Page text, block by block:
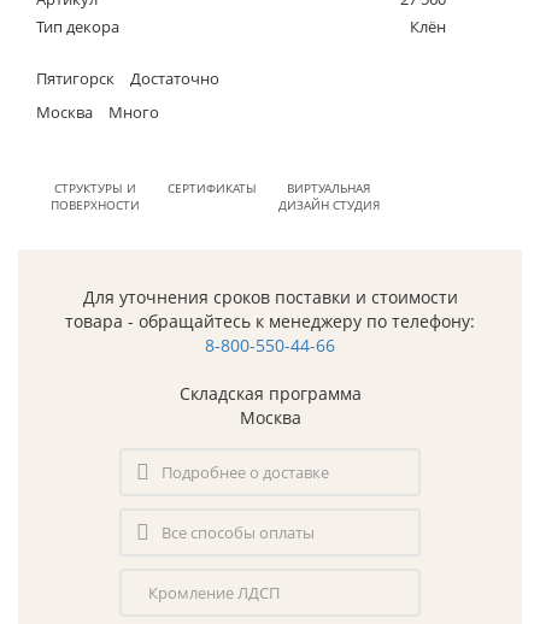
Тип декора
Клён
Пятигорск
Достаточно
Москва
Много
СТРУКТУРЫ И
ПОВЕРХНОСТИ
СЕРТИФИКАТЫ
ВИРТУАЛЬНАЯ
ДИЗАЙН СТУДИЯ
Для уточнения сроков поставки и стоимости
товара - обращайтесь к менеджеру по телефону:
8-800-550-44-66
Складская программа
Москва
Подробнее о доставке
Все способы оплаты
Кромление ЛДСП